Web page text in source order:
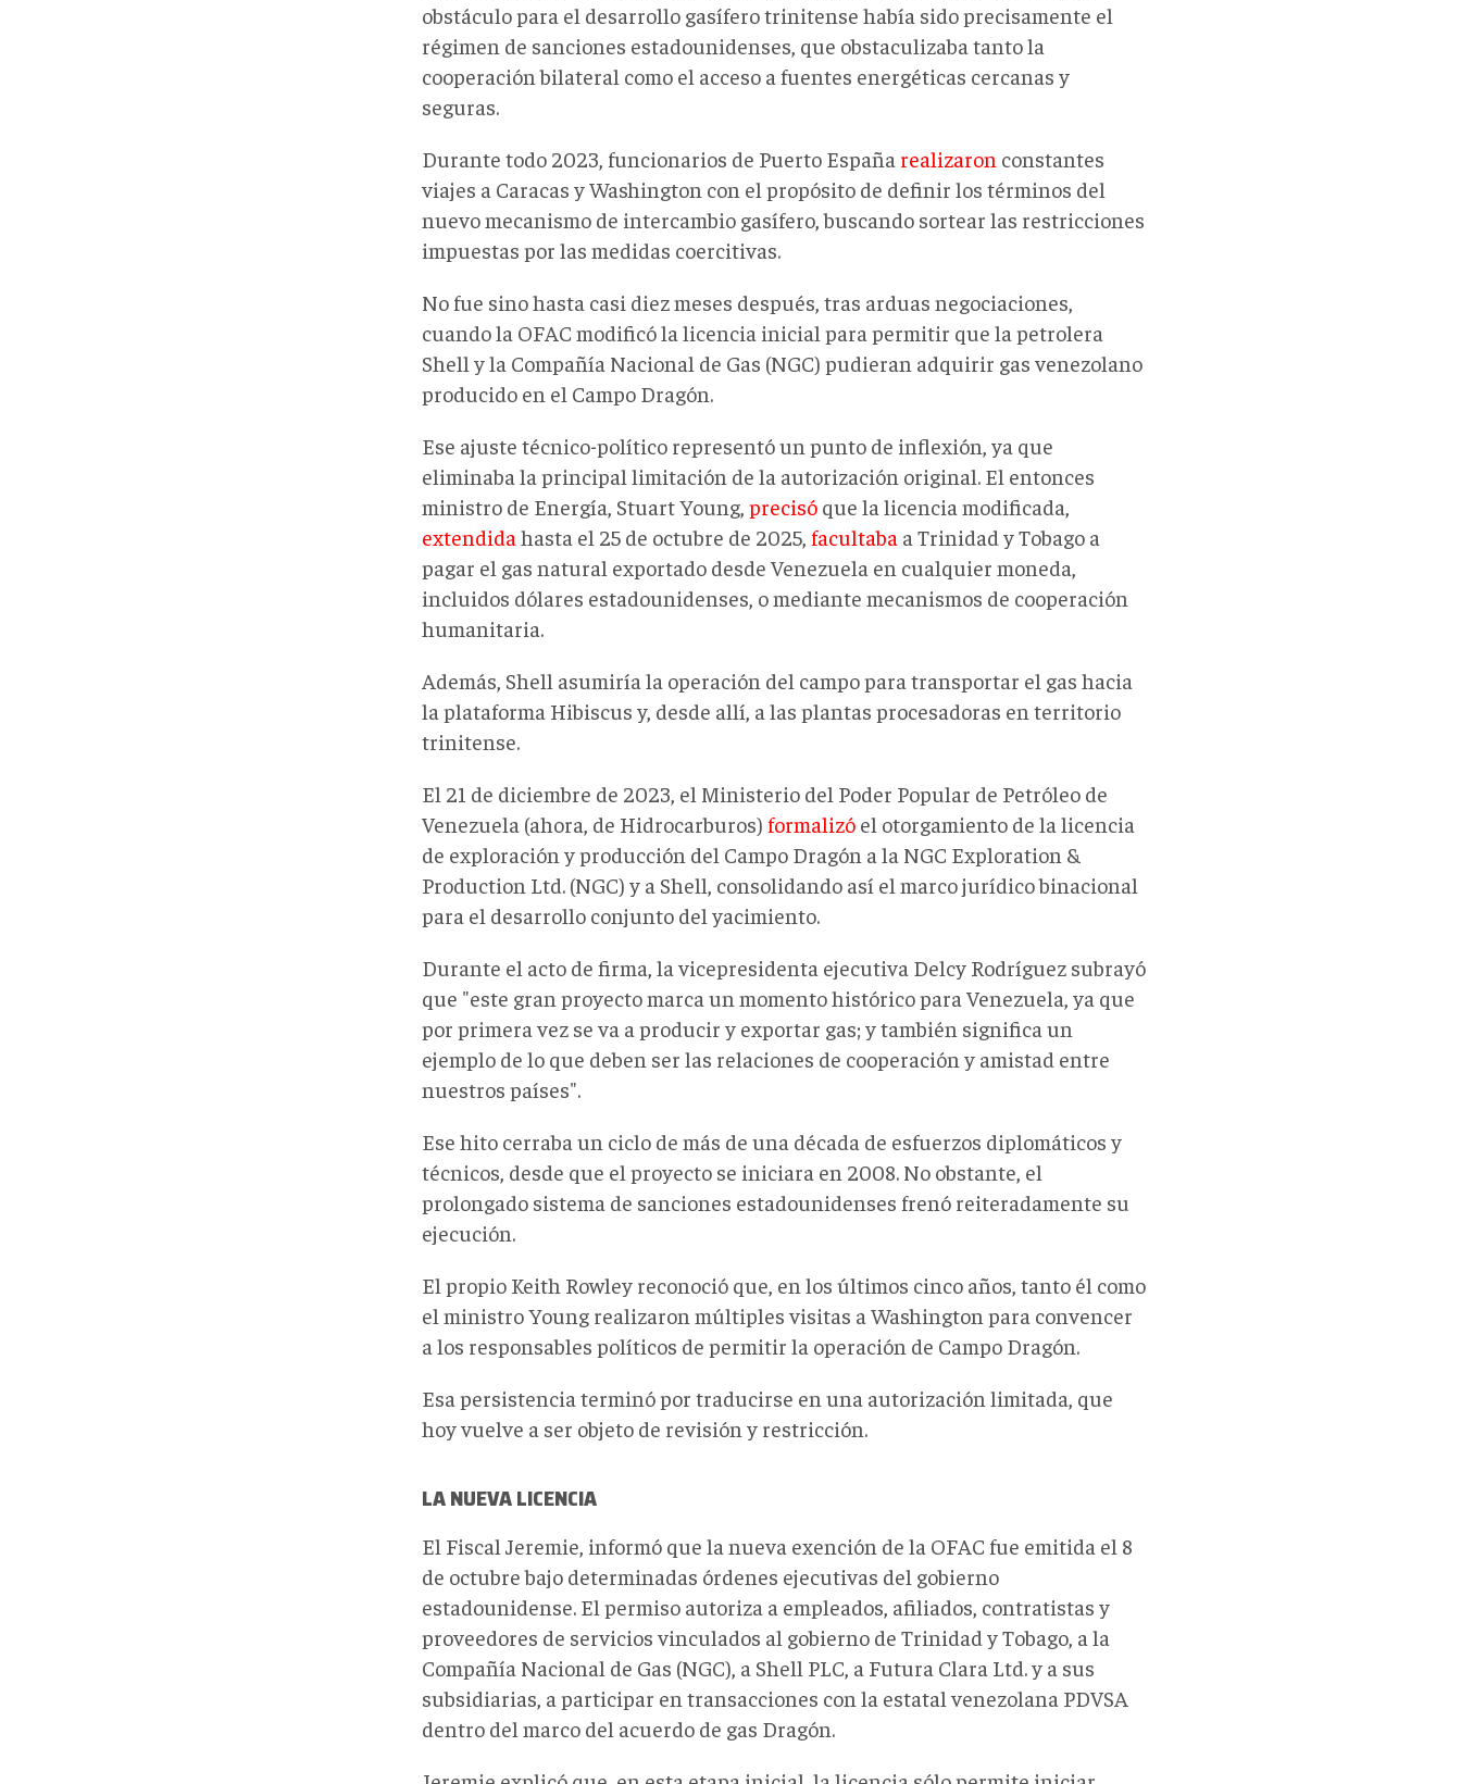
obstáculo para el desarrollo gasífero trinitense había sido precisamente el
régimen de sanciones estadounidenses, que obstaculizaba tanto la
cooperación bilateral como el acceso a fuentes energéticas cercanas y
seguras.
Durante todo 2023, funcionarios de Puerto España realizaron constantes
viajes a Caracas y Washington con el propósito de definir los términos del
nuevo mecanismo de intercambio gasífero, buscando sortear las restricciones
impuestas por las medidas coercitivas.
No fue sino hasta casi diez meses después, tras arduas negociaciones,
cuando la OFAC modificó la licencia inicial para permitir que la petrolera
Shell y la Compañía Nacional de Gas (NGC) pudieran adquirir gas venezolano
producido en el Campo Dragón.
Ese ajuste técnico-político representó un punto de inflexión, ya que
eliminaba la principal limitación de la autorización original. El entonces
ministro de Energía, Stuart Young, precisó que la licencia modificada,
extendida hasta el 25 de octubre de 2025, facultaba a Trinidad y Tobago a
pagar el gas natural exportado desde Venezuela en cualquier moneda,
incluidos dólares estadounidenses, o mediante mecanismos de cooperación
humanitaria.
Además, Shell asumiría la operación del campo para transportar el gas hacia
la plataforma Hibiscus y, desde allí, a las plantas procesadoras en territorio
trinitense.
El 21 de diciembre de 2023, el Ministerio del Poder Popular de Petróleo de
Venezuela (ahora, de Hidrocarburos) formalizó el otorgamiento de la licencia
de exploración y producción del Campo Dragón a la NGC Exploration &
Production Ltd. (NGC) y a Shell, consolidando así el marco jurídico binacional
para el desarrollo conjunto del yacimiento.
Durante el acto de firma, la vicepresidenta ejecutiva Delcy Rodríguez subrayó
que "este gran proyecto marca un momento histórico para Venezuela, ya que
por primera vez se va a producir y exportar gas; y también significa un
ejemplo de lo que deben ser las relaciones de cooperación y amistad entre
nuestros países".
Ese hito cerraba un ciclo de más de una década de esfuerzos diplomáticos y
técnicos, desde que el proyecto se iniciara en 2008. No obstante, el
prolongado sistema de sanciones estadounidenses frenó reiteradamente su
ejecución.
El propio Keith Rowley reconoció que, en los últimos cinco años, tanto él como
el ministro Young realizaron múltiples visitas a Washington para convencer
a los responsables políticos de permitir la operación de Campo Dragón.
Esa persistencia terminó por traducirse en una autorización limitada, que
hoy vuelve a ser objeto de revisión y restricción.
LA NUEVA LICENCIA
El Fiscal Jeremie, informó que la nueva exención de la OFAC fue emitida el 8
de octubre bajo determinadas órdenes ejecutivas del gobierno
estadounidense. El permiso autoriza a empleados, afiliados, contratistas y
proveedores de servicios vinculados al gobierno de Trinidad y Tobago, a la
Compañía Nacional de Gas (NGC), a Shell PLC, a Futura Clara Ltd. y a sus
subsidiarias, a participar en transacciones con la estatal venezolana PDVSA
dentro del marco del acuerdo de gas Dragón.